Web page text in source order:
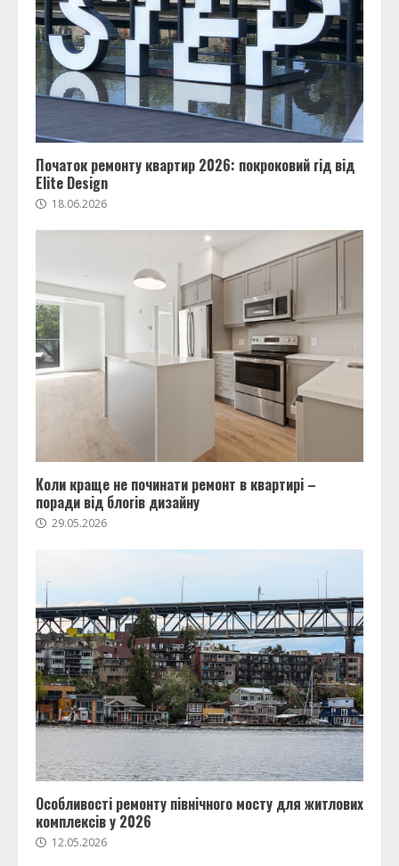
Початок ремонту квартир 2026: покроковий гід від
Elite Design
18.06.2026
Коли краще не починати ремонт в квартирі –
поради від блогів дизайну
29.05.2026
Особливості ремонту північного мосту для житлових
комплексів у 2026
12.05.2026